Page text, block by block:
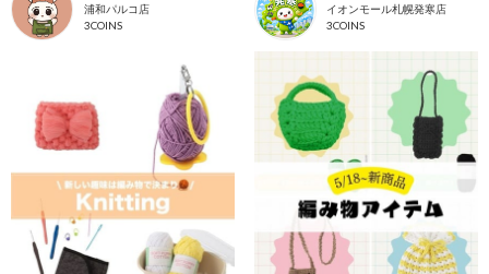
浦和パルコ店
3COINS
イオンモール札幌発寒店
3COINS